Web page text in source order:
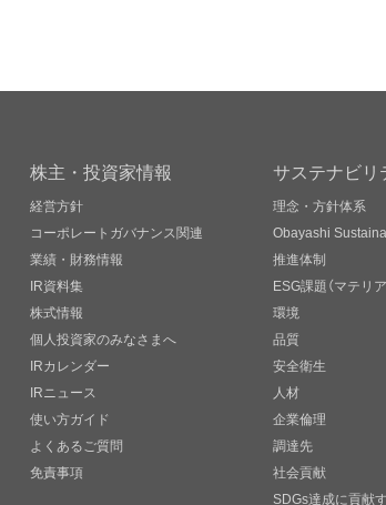
株主・投資家情報
経営方針
コーポレートガバナンス関連
業績・財務情報
IR資料集
株式情報
個人投資家のみなさまへ
IRカレンダー
IRニュース
使い方ガイド
よくあるご質問
免責事項
サステナビリ
理念・方針体系
Obayashi
推進体制
ESG課題（マテリ
環境
品質
安全衛生
人材
企業倫理
調達先
社会貢献
SDGs達成に貢献